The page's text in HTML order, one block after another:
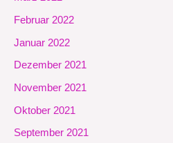
Februar 2022
Januar 2022
Dezember 2021
November 2021
Oktober 2021
September 2021